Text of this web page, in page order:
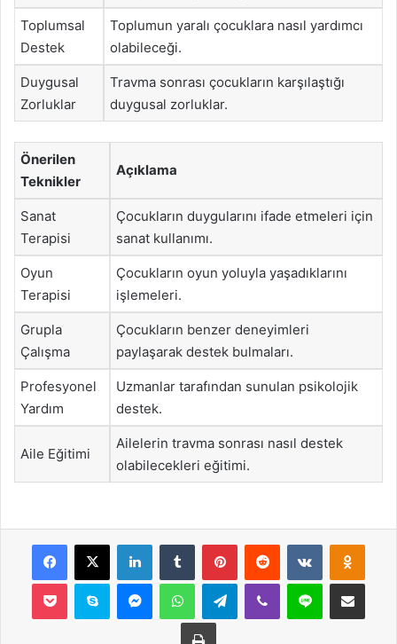
Toplumsal
Destek
Toplumun yaralı çocuklara nasıl yardımcı
olabileceği.
Duygusal
Zorluklar
Travma sonrası çocukların karşılaştığı
duygusal zorluklar.
Önerilen
Teknikler
Açıklama
Sanat
Terapisi
Çocukların duygularını ifade etmeleri için
sanat kullanımı.
Oyun
Terapisi
Çocukların oyun yoluyla yaşadıklarını
işlemeleri.
Grupla
Çalışma
Çocukların benzer deneyimleri
paylaşarak destek bulmaları.
Profesyonel
Yardım
Uzmanlar tarafından sunulan psikolojik
destek.
Aile Eğitimi
Ailelerin travma sonrası nasıl destek
olabilecekleri eğitimi.
Facebook
X LinkedInTumblr PinterestReddit VKontakte
Pocket Skype MessengerWhatsAppTelegramViber Line E-Posta ile
Yazdır